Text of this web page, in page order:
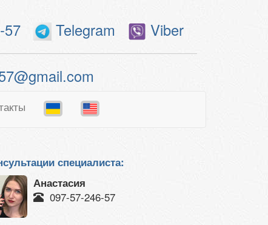
57 Telegram Viber
специалиста:
Анастасия
097-57-246-57